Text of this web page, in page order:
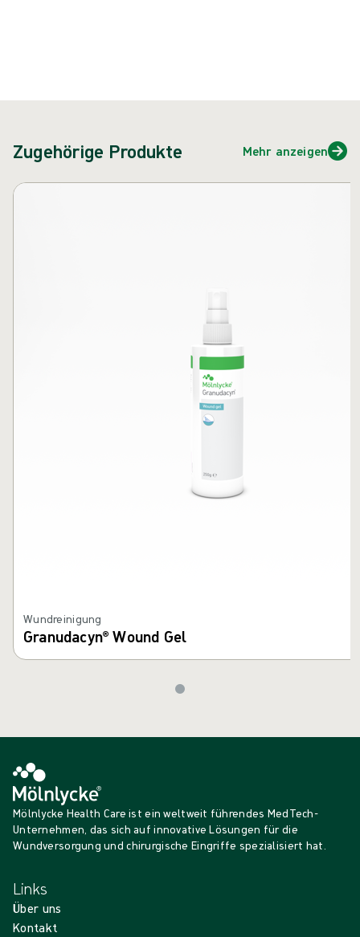
Zugehörige Produkte Mehr anzeigen
Wundreinigung
Granudacyn® Wound Gel
Mölnlycke Health Care ist ein weltweit führendes MedTech-
Unternehmen, das sich auf innovative Lösungen für die
Wundversorgung und chirurgische Eingriffe spezialisiert hat.
Links
Über uns
Kontakt